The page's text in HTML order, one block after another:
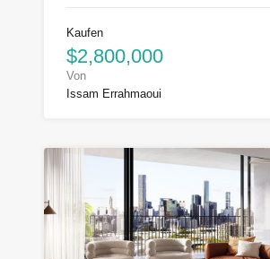
Kaufen
$2,800,000
Von
Issam Errahmaoui